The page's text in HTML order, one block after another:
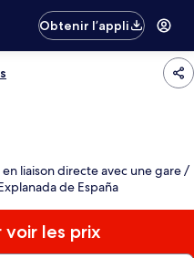
Obtenir l’appli
liaison directe avec une gare /
de España
voir les prix